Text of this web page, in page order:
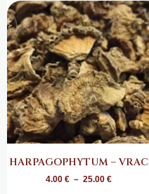
HARPAGOPHYTUM – VRAC
4.00 € – 25.00 €